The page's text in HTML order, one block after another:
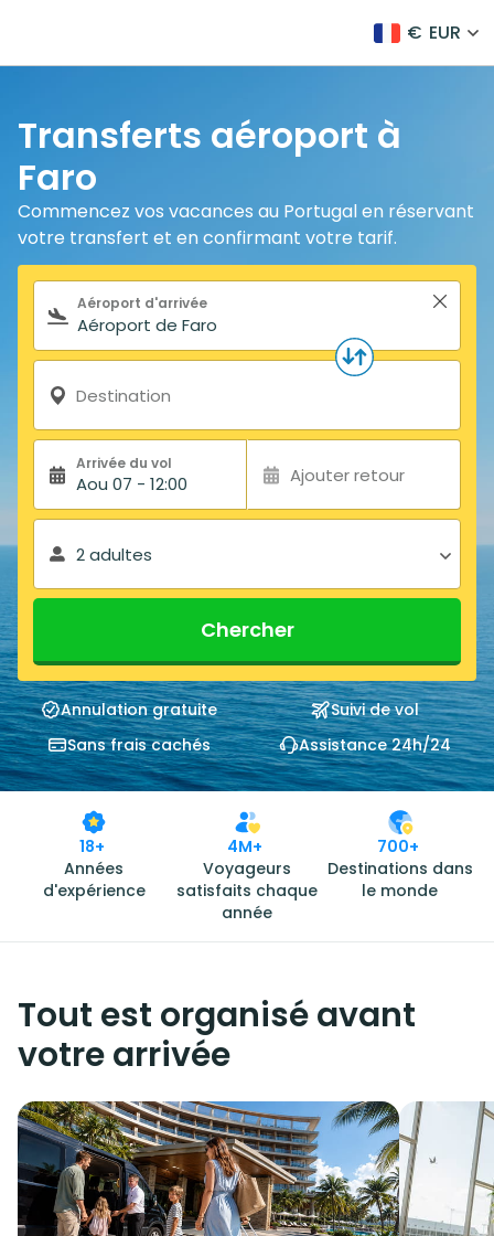
€ EUR
Transferts aéroport à
Faro
Commencez vos vacances au Portugal en réservant
votre transfert et en confirmant votre tarif.
Formulaire de recherche
Aéroport d'arrivée
Destination
Arrivée du vol
Aou 07 - 12:00 Ajouter retour
2 adultes
Chercher
Annulation gratuite
Suivi de vol
Sans frais cachés
Assistance 24h/24
18+
Années
d'expérience
4M+
Voyageurs
satisfaits chaque
année
700+
Destinations dans
le monde
Tout est organisé avant
votre arrivée